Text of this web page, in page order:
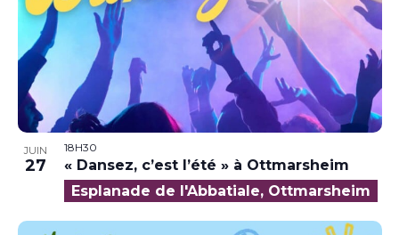
JUIN
27
18H30
« Dansez, c’est l’été » à Ottmarsheim
Esplanade de l'Abbatiale, Ottmarsheim